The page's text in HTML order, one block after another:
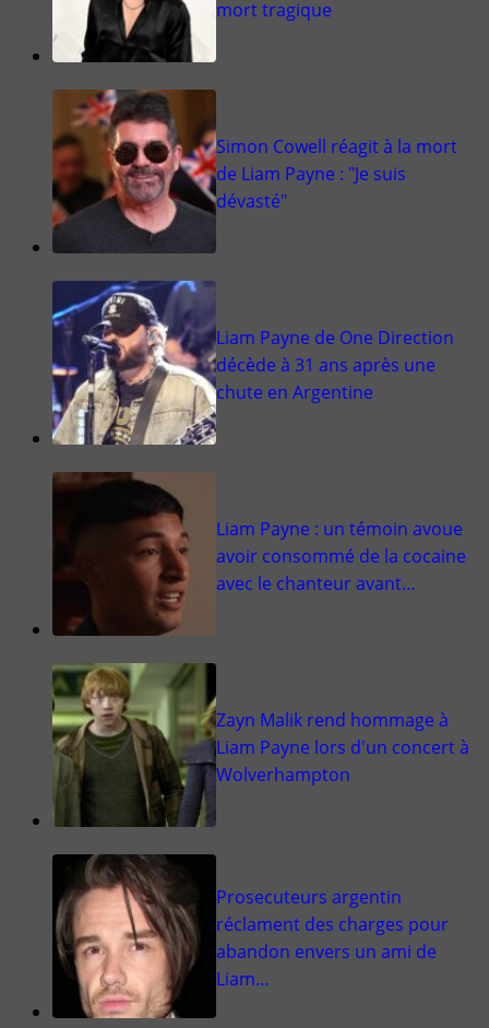
mort tragique
Simon Cowell réagit à la mort
de Liam Payne : "Je suis
dévasté"
Liam Payne de One Direction
décède à 31 ans après une
chute en Argentine
Liam Payne : un témoin avoue
avoir consommé de la cocaine
avec le chanteur avant…
Zayn Malik rend hommage à
Liam Payne lors d'un concert à
Wolverhampton
Prosecuteurs argentin
réclament des charges pour
abandon envers un ami de
Liam…